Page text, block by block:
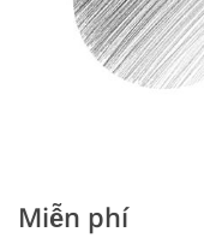
Miễn phí